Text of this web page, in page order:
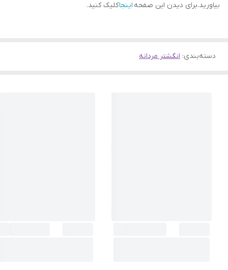
بیاورید.برای دیدن این صفحه اینجاکلیک کنید.
دسته‌بندی: انگشتر مردانه